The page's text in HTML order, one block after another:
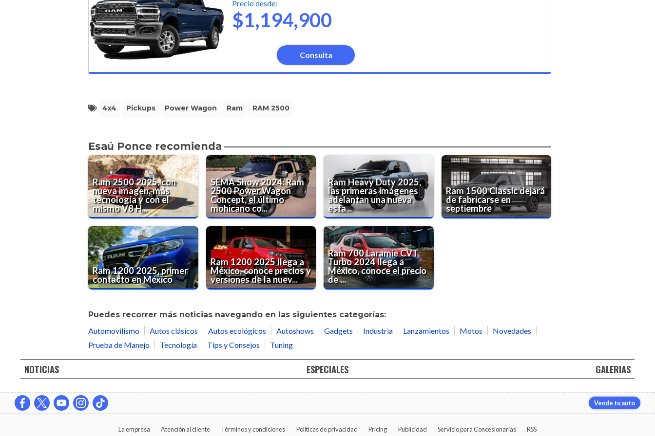
Precio desde:
$1,194,900
Consulta
4x4 Pickups Power Wagon Ram RAM 2500
Esaú Ponce recomienda
Ram 2500 2025, con
nueva imagen, más
tecnología y con el
mismo V8 H...
SEMA Show 2024: Ram
2500 Power Wagon
Concept, el último
mohicano co...
Ram Heavy Duty 2025,
las primeras imágenes
adelantan una nueva
esta...
Ram 1500 Classic dejará
de fabricarse en
septiembre
Ram 1200 2025, primer
contacto en México
Ram 1200 2025 llega a
México, conoce precios y
versiones de la nuev...
Ram 700 Laramie CVT
Turbo 2024 llega a
México, conoce el precio
de ...
Puedes recorrer más noticias navegando en las siguientes categorías:
Automovilismo
Autos clásicos Autos ecológicos Autoshows Gadgets Industria Lanzamientos Motos
Novedades
Prueba de Manejo
Tecnología Tips y Consejos Tuning
NOTICIAS ESPECIALES GALERIAS
Vende tu auto
La empresa Atención al cliente Términos y condiciones Políticas de privacidad Pricing Publicidad Servicio para Concesionarias RSS